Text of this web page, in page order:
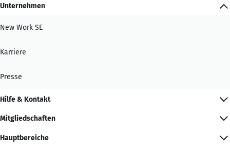
Unternehmen
New Work SE
Karriere
Presse
Hilfe & Kontakt
Mitgliedschaften
Hauptbereiche